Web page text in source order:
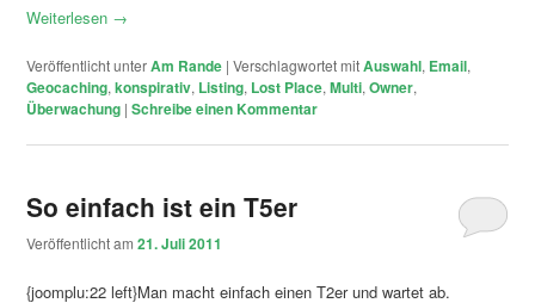
Weiterlesen →
Veröffentlicht unterAm Rande |Verschlagwortet mitAuswahl, Email,
Geocaching,konspirativ, Listing, Lost Place,Multi,Owner,
Überwachung |Schreibe einen Kommentar
So einfach ist ein T5er
Veröffentlicht am21. Juli 2011
{joomplu:22 left}Man macht einfach einen T2er und wartet ab.